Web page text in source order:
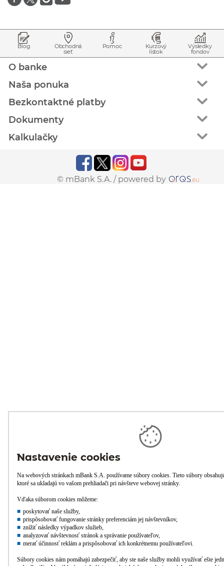
Blog Obchodná
sieť
Pomoc Kurzový
lístok
Výsledky
fondov
O banke
Naša ponuka
Bezkontaktné platby
Dokumenty
Kalkulačky
© mBank S.A. / powered by